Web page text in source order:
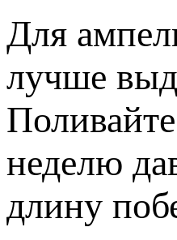
Для
лучше
неделю
длину